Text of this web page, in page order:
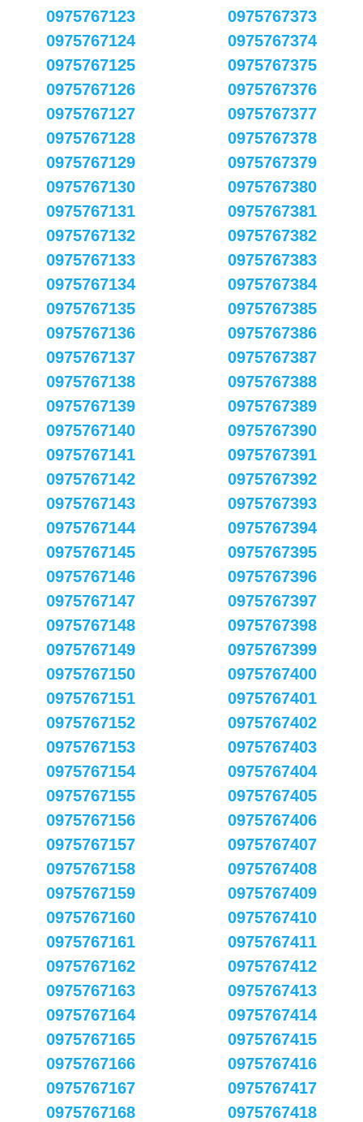
0975767123
0975767124
0975767125
0975767126
0975767127
0975767128
0975767129
0975767130
0975767131
0975767132
0975767133
0975767134
0975767135
0975767136
0975767137
0975767138
0975767139
0975767140
0975767141
0975767142
0975767143
0975767144
0975767145
0975767146
0975767147
0975767148
0975767149
0975767150
0975767151
0975767152
0975767153
0975767154
0975767155
0975767156
0975767157
0975767158
0975767159
0975767160
0975767161
0975767162
0975767163
0975767164
0975767165
0975767166
0975767167
0975767168
0975767373
0975767374
0975767375
0975767376
0975767377
0975767378
0975767379
0975767380
0975767381
0975767382
0975767383
0975767384
0975767385
0975767386
0975767387
0975767388
0975767389
0975767390
0975767391
0975767392
0975767393
0975767394
0975767395
0975767396
0975767397
0975767398
0975767399
0975767400
0975767401
0975767402
0975767403
0975767404
0975767405
0975767406
0975767407
0975767408
0975767409
0975767410
0975767411
0975767412
0975767413
0975767414
0975767415
0975767416
0975767417
0975767418